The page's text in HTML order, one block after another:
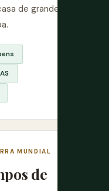
de grande
MUNDIAL
de